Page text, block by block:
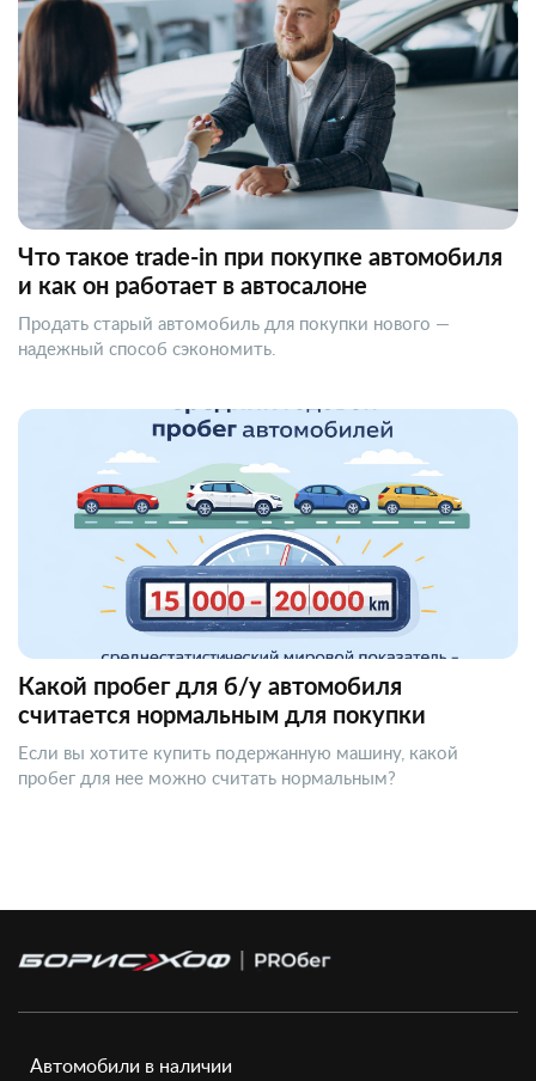
Что такое trade-in при покупке автомобиля
и как он работает в автосалоне
Продать старый автомобиль для покупки нового —
надежный способ сэкономить.
Какой пробег для б/у автомобиля
считается нормальным для покупки
Если вы хотите купить подержанную машину, какой
пробег для нее можно считать нормальным?
Автомобили в наличии